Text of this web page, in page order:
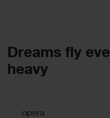
Dreams fly
heavy
opera